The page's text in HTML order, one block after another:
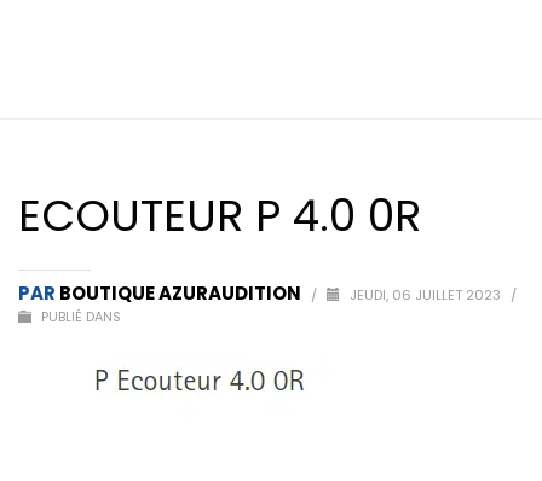
ECOUTEUR P 4.0 0R
PAR BOUTIQUE AZURAUDITION / JEUDI, 06 JUILLET 2023
/
PUBLIÉ DANS